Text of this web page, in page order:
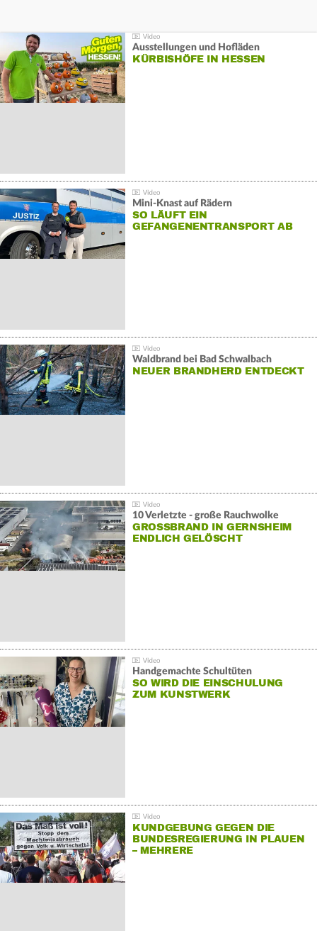
Ausstellungen und Hofläden
KÜRBISHÖFE IN HESSEN
Mini-Knast auf Rädern
SO LÄUFT EIN
GEFANGENENTRANSPORT AB
Waldbrand bei Bad Schwalbach
NEUER BRANDHERD ENTDECKT
10 Verletzte - große Rauchwolke
GROSSBRAND IN GERNSHEIM E
NDLICH GELÖSCHT
Handgemachte Schultüten
SO WIRD DIE EINSCHULUNG
ZUM KUNSTWERK
KUNDGEBUNG GEGEN DIE
BUNDESREGIERUNG IN PLAUEN
– MEHRERE